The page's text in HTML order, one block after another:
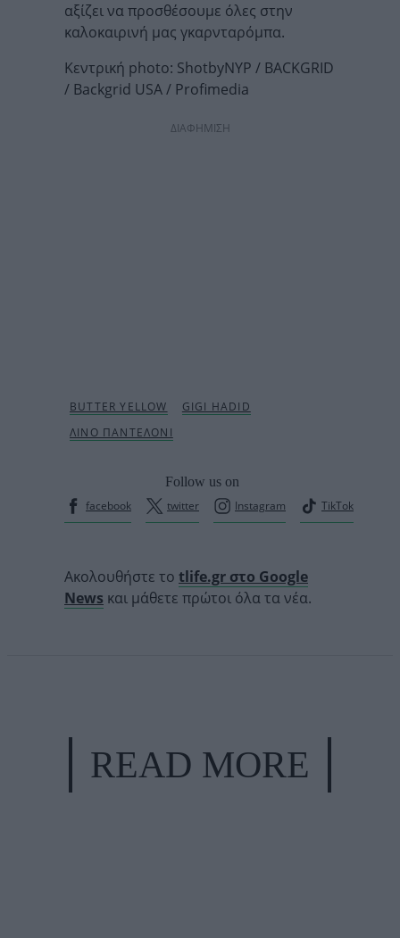
αξίζει να προσθέσουμε όλες στην
καλοκαιρινή μας γκαρνταρόμπα.
Κεντρική photo: ShotbyNYP / BACKGRID
/ Backgrid USA / Profimedia
ΔΙΑΦΗΜΙΣΗ
Follow us on
facebook
twitter Instagram TikTok
Ακολουθήστε το tlife.gr στο Google
News και μάθετε πρώτοι όλα τα νέα.
READ MORE